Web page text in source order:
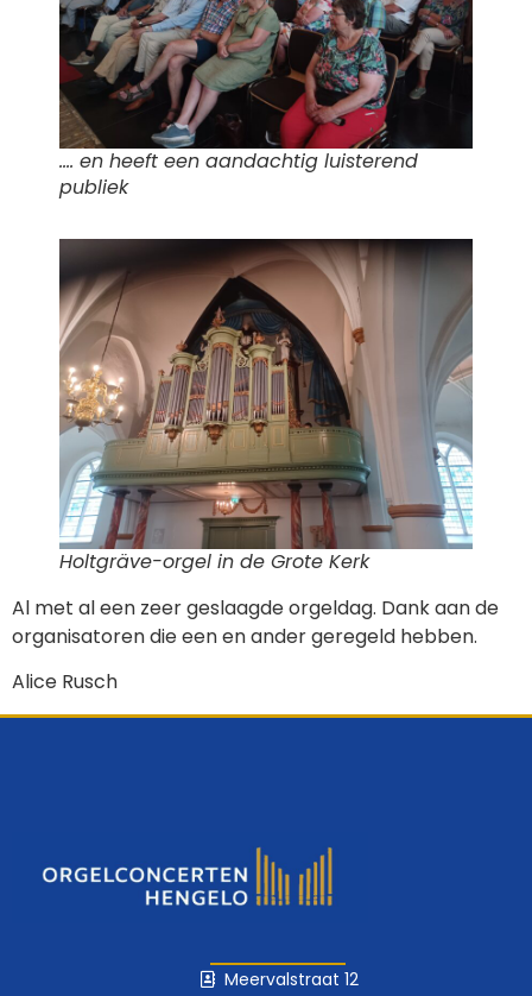
…. en heeft een aandachtig luisterend
publiek
Holtgräve-orgel in de Grote Kerk
Al met al een zeer geslaagde orgeldag. Dank aan de
organisatoren die een en ander geregeld hebben.
Alice Rusch
Meervalstraat 12